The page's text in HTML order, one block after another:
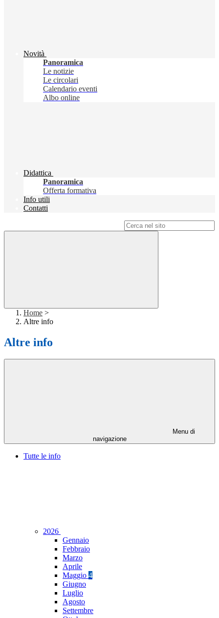
Novità
Panoramica
Le notizie
Le circolari
Calendario eventi
Albo online
Didattica
Panoramica
Offerta formativa
Info utili
Contatti
Home >
Altre info
Altre info
Menu di
navigazione
Tutte le info
2026
Gennaio
Febbraio
Marzo
Aprile
Maggio 4
Giugno
Luglio
Agosto
Settembre